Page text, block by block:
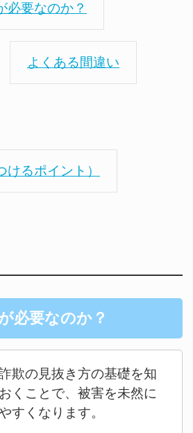
必要なのか？
よくある間違い
るポイント）
必要なのか？
欺の見抜き方の基礎を知
くことで、被害を未然に
すくなります。